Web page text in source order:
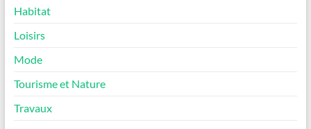
Habitat
Loisirs
Mode
Tourisme et Nature
Travaux